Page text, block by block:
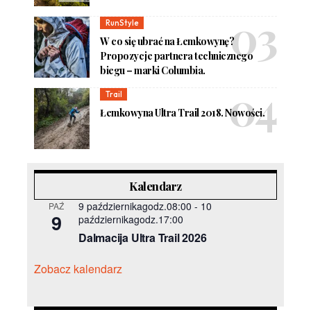
RunStyle
W co się ubrać na Łemkowynę?
Propozycje partnera technicznego
biegu – marki Columbia.
Trail
Łemkowyna Ultra Trail 2018. Nowości.
Kalendarz
PAŹ
9
9 październikagodz.08:00 - 10
październikagodz.17:00
Dalmacija Ultra Trail 2026
Zobacz kalendarz